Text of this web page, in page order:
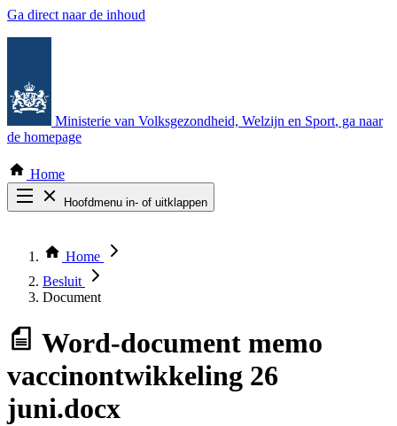
Ga direct naar de inhoud
Ministerie van Volksgezondheid, Welzijn en Sport, ga naar
de homepage
Home
Hoofdmenu in- of uitklappen
Thema COVID-19
Bekijk per bestuursorgaan
Home
Besluit
Document
Word-document memo
vaccinontwikkeling 26
juni.docx